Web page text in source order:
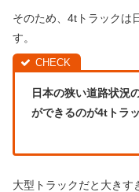
そのため、4tトラックは
す。
日本の狭い道路状況
ができるのが4tトラ
大型トラックだと大きす